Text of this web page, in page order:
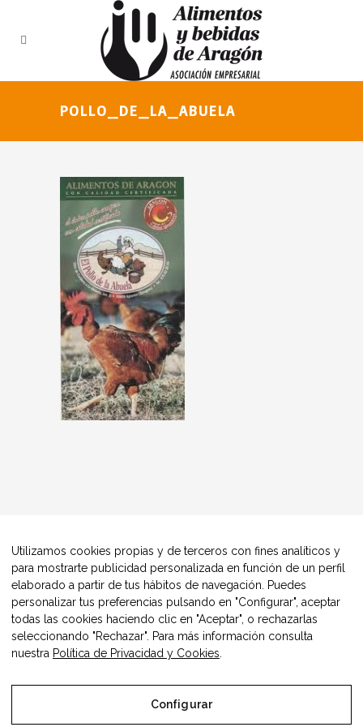
POLLO_DE_LA_ABUELA
© Copyright Alimentos Made in Aragón y AIAA
Utilizamos cookies propias y de terceros con fines analíticos y
para mostrarte publicidad personalizada en función de un perfil
elaborado a partir de tus hábitos de navegación. Puedes
personalizar tus preferencias pulsando en "Configurar", aceptar
todas las cookies haciendo clic en "Aceptar", o rechazarlas
seleccionando "Rechazar". Para más información consulta
nuestra Política de Privacidad y Cookies
Configurar